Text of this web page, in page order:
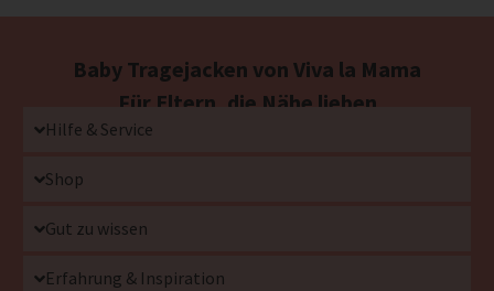
Baby Tragejacken von Viva la Mama
Für Eltern, die Nähe lieben
Hilfe & Service
Shop
Gut zu wissen
Erfahrung & Inspiration